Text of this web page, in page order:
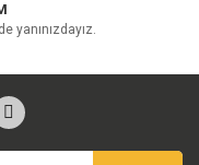
yanınızdayız.